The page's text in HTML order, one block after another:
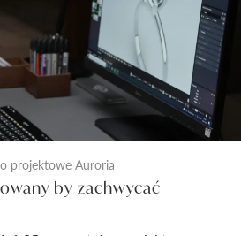
projektowe Auroria
by zachwycać